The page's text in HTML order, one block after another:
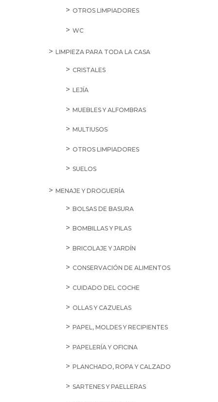
OTROS LIMPIADORES
WC
LIMPIEZA PARA TODA LA CASA
CRISTALES
LEJÍA
MUEBLES Y ALFOMBRAS
MULTIUSOS
OTROS LIMPIADORES
SUELOS
MENAJE Y DROGUERÍA
BOLSAS DE BASURA
BOMBILLAS Y PILAS
BRICOLAJE Y JARDÍN
CONSERVACIÓN DE ALIMENTOS
CUIDADO DEL COCHE
OLLAS Y CAZUELAS
PAPEL, MOLDES Y RECIPIENTES
PAPELERÍA Y OFICINA
PLANCHADO, ROPA Y CALZADO
SARTENES Y PAELLERAS